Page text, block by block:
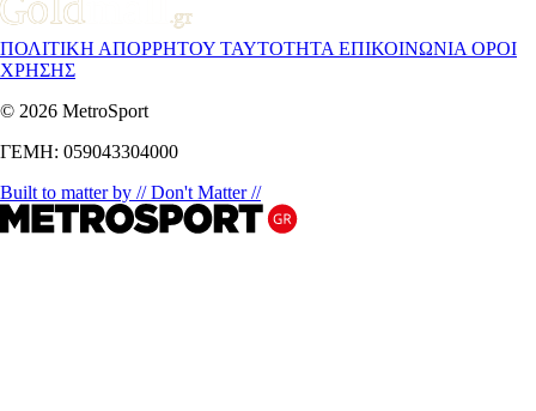
ΠΟΛΙΤΙΚΗ ΑΠΟΡΡΗΤΟΥ ΤΑΥΤΟΤΗΤΑ ΕΠΙΚΟΙΝΩΝΙΑ ΟΡΟΙ
ΧΡΗΣΗΣ
© 2026 MetroSport
ΓΕΜΗ: 059043304000
Built to matter by // Don't Matter //